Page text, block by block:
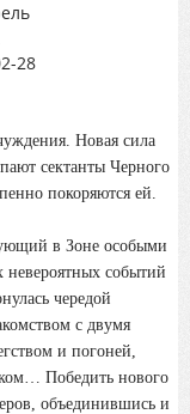
28
Новая сила
сектанты Черного
покоряются ей.
в Зоне особыми
невероятных событий
чередой
с двумя
и погоней,
Победить нового
объединившись и